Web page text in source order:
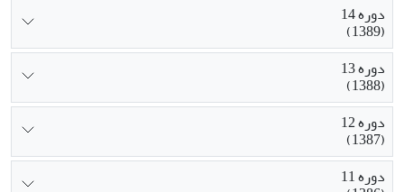
دوره 14
(1389)
دوره 13
(1388)
دوره 12
(1387)
دوره 11